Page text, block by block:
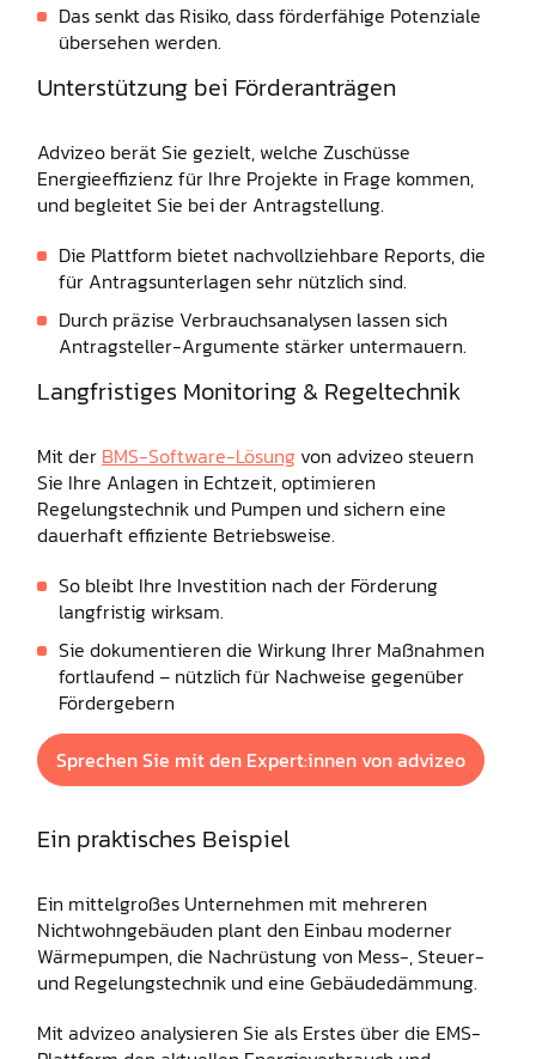
Das senkt das Risiko, dass förderfähige Potenziale
übersehen werden.
Unterstützung bei Förderanträgen
Advizeo berät Sie gezielt, welche Zuschüsse
Energieeffizienz für Ihre Projekte in Frage kommen,
und begleitet Sie bei der Antragstellung.
Die Plattform bietet nachvollziehbare Reports, die
für Antragsunterlagen sehr nützlich sind.
Durch präzise Verbrauchsanalysen lassen sich
Antragsteller-Argumente stärker untermauern.
Langfristiges Monitoring & Regel­technik
Mit der BMS-Software-Lösungvon advizeo steuern
Sie Ihre Anlagen in Echtzeit, optimieren
Regelungstechnik und Pumpen und sichern eine
dauerhaft effiziente Betriebsweise.
So bleibt Ihre Investition nach der Förderung
langfristig wirksam.
Sie dokumentieren die Wirkung Ihrer Maßnahmen
fortlaufend – nützlich für Nachweise gegenüber
Fördergebern
Sprechen Sie mit den Expert:innen von advizeo
Ein praktisches Beispiel
Ein mittelgroßes Unternehmen mit mehreren
Nichtwohngebäuden plant den Einbau moderner
Wärmepumpen, die Nachrüstung von Mess-, Steuer-
und Regelungstechnik und eine Gebäudedämmung.
Mit advizeo analysieren Sie als Erstes über die EMS-